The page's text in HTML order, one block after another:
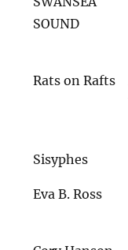
SOUND
Rats on Rafts
Sisyphes
Eva B. Ross